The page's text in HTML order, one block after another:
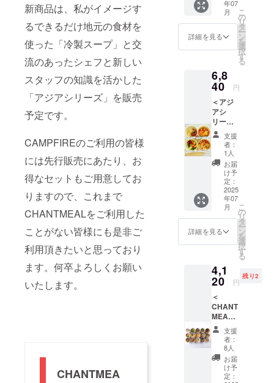
新商品は、私がイメージす
るできるだけ地元の食材を
使った「冷製スープ」と交
流のあったシェフと新しい
スタッフの知識を活かした
「アジアシリーズ」を販売
予定です。
CAMPFIREのご利用の皆様
には先行販売にあたり、お
得なセットもご用意してお
りますので、これまで
CHANTMEALをご利用した
ことがない皆様にも是非ご
利用頂きたいと思っており
ます。何卒よろしくお願い
いたします。
CHANTMEA
MEAL
のカ
レーの
食べ比
商品を
含め、
全部で6
商品を
食べ比
べ頂け
ます。
※新商品
の原材
料につ
いては
本文を
参考に
して下
さい。
※具材の
種類は
ます。
※・里芋
ズのカ
レー
・丹
波地鶏
と山椒
のカ
レー
・京
都産ハ
厚ポ
ター
ジュ ・
トマト
のガス
パチョ
の原材
料につ
いては
本文を
参考に
して下
さい。
※具材の
種類は
変わる
可能性
があり
ます。
※写真は
CUPに
入って
おりま
提供と
なりま
す。 ※
原材料
及び添
加物等
の食品
表示は
お届け
商品の
ラベル
に表記
年07
月
詳細を見る
こ
の
リ
タ
ー
ン
を
選
択
す
る
6,8
40 円
＜アジ
アシ
リー
ズ・8個
（各2
個）＞
・グ
リーン
カレー
・マッ
サマン
カレー
・トム
ヤムク
ンラー
メン ・
ライス
※新商品
の原材
料につ
いては
本文を
参考に
して下
さい。
※具材の
種類は
変わる
支援
者：
1人
お届
け予
定：
2025
年07
月
詳細を見る
こ
の
リ
タ
ー
ン
を
選
択
す
る
4,1
20 円
残り2
＜
CHANT
MEAL
クラフ
トスー
プ A ・
B・
C（各4
個）＞
支援
者：
8人
お届
け予
定：